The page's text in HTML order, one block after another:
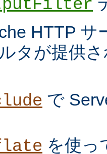
HTTP サ
タが提供
で
を使っ